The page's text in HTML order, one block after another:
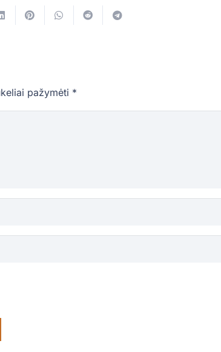
pažymėti *